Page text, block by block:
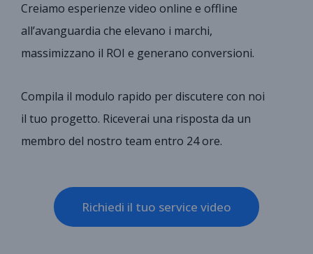
Creiamo esperienze video online e offline
all’avanguardia che elevano i marchi,
massimizzano il ROI e generano conversioni.
Compila il modulo rapido per discutere con noi
il tuo progetto. Riceverai una risposta da un
membro del nostro team entro 24 ore.
Richiedi il tuo service video